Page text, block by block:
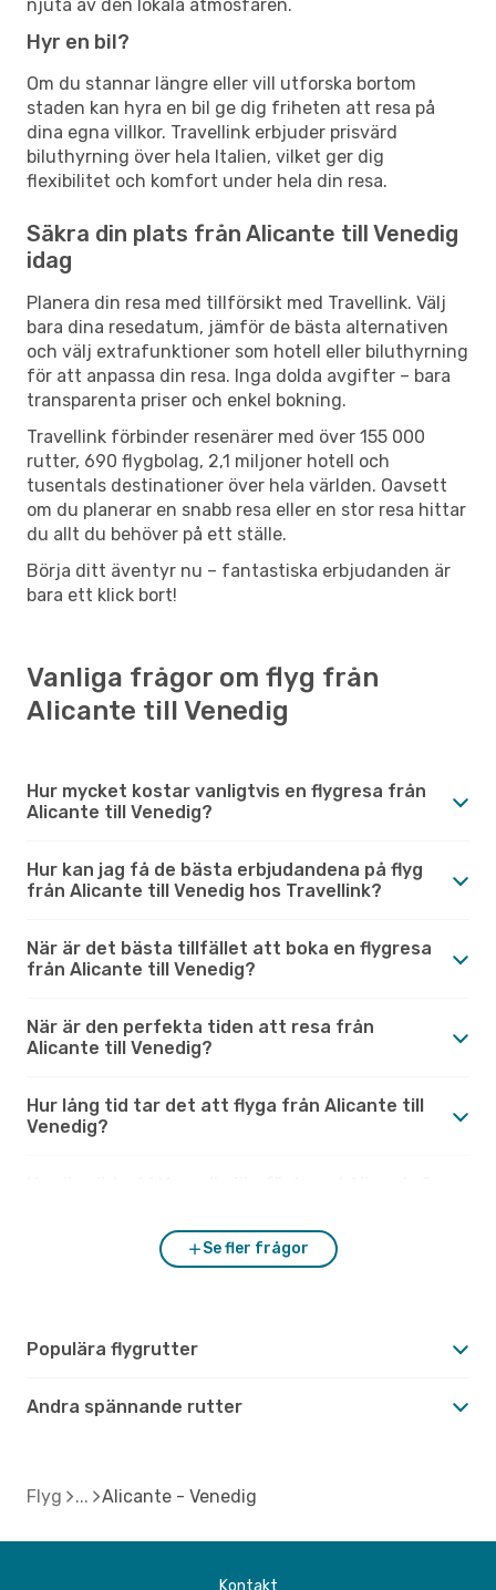
njuta av den lokala atmosfären.
Hyr en bil?
Om du stannar längre eller vill utforska bortom
staden kan hyra en bil ge dig friheten att resa på
dina egna villkor. Travellink erbjuder prisvärd
biluthyrning över hela Italien, vilket ger dig
flexibilitet och komfort under hela din resa.
Säkra din plats från Alicante till Venedig
idag
Planera din resa med tillförsikt med Travellink. Välj
bara dina resedatum, jämför de bästa alternativen
och välj extrafunktioner som hotell eller biluthyrning
för att anpassa din resa. Inga dolda avgifter – bara
transparenta priser och enkel bokning.
Travellink förbinder resenärer med över 155 000
rutter, 690 flygbolag, 2,1 miljoner hotell och
tusentals destinationer över hela världen. Oavsett
om du planerar en snabb resa eller en stor resa hittar
du allt du behöver på ett ställe.
Börja ditt äventyr nu – fantastiska erbjudanden är
bara ett klick bort!
Vanliga frågor om flyg från
Alicante till Venedig
Hur mycket kostar vanligtvis en flygresa från
Alicante till Venedig?
Hur kan jag få de bästa erbjudandena på flyg
från Alicante till Venedig hos Travellink?
När är det bästa tillfället att boka en flygresa
från Alicante till Venedig?
När är den perfekta tiden att resa från
Alicante till Venedig?
Hur lång tid tar det att flyga från Alicante till
Venedig?
Se fler frågor
Populära flygrutter
Andra spännande rutter
Flyg Alicante - Venedig
Kontakt